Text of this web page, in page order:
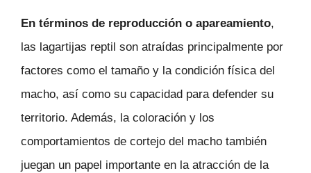
En términos de reproducción o apareamiento,
las lagartijas reptil son atraídas principalmente por
factores como el tamaño y la condición física del
macho, así como su capacidad para defender su
territorio. Además, la coloración y los
comportamientos de cortejo del macho también
juegan un papel importante en la atracción de la